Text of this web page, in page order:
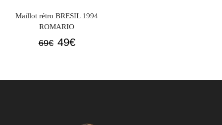
Maillot rétro BRESIL 1994
ROMARIO
69€ Le
était :
49€Le
est :